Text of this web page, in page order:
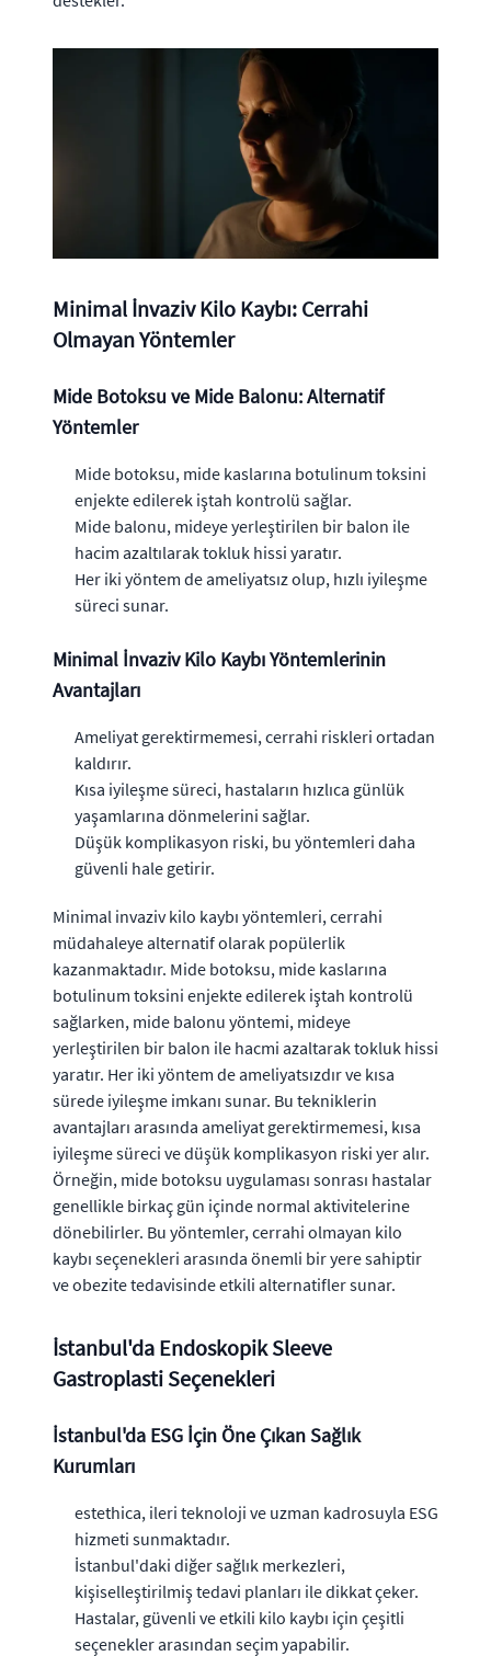
Minimal İnvaziv Kilo Kaybı: Cerrahi
Olmayan Yöntemler
Mide Botoksu ve Mide Balonu: Alternatif
Yöntemler
Mide botoksu, mide kaslarına botulinum toksini
enjekte edilerek iştah kontrolü sağlar.
Mide balonu, mideye yerleştirilen bir balon ile
hacim azaltılarak tokluk hissi yaratır.
Her iki yöntem de ameliyatsız olup, hızlı iyileşme
süreci sunar.
Minimal İnvaziv Kilo Kaybı Yöntemlerinin
Avantajları
Ameliyat gerektirmemesi, cerrahi riskleri ortadan
kaldırır.
Kısa iyileşme süreci, hastaların hızlıca günlük
yaşamlarına dönmelerini sağlar.
Düşük komplikasyon riski, bu yöntemleri daha
güvenli hale getirir.
Minimal invaziv kilo kaybı yöntemleri, cerrahi
müdahaleye alternatif olarak popülerlik
kazanmaktadır. Mide botoksu, mide kaslarına
botulinum toksini enjekte edilerek iştah kontrolü
sağlarken, mide balonu yöntemi, mideye
yerleştirilen bir balon ile hacmi azaltarak tokluk hissi
yaratır. Her iki yöntem de ameliyatsızdır ve kısa
sürede iyileşme imkanı sunar. Bu tekniklerin
avantajları arasında ameliyat gerektirmemesi, kısa
iyileşme süreci ve düşük komplikasyon riski yer alır.
Örneğin, mide botoksu uygulaması sonrası hastalar
genellikle birkaç gün içinde normal aktivitelerine
dönebilirler. Bu yöntemler, cerrahi olmayan kilo
kaybı seçenekleri arasında önemli bir yere sahiptir
ve obezite tedavisinde etkili alternatifler sunar.
İstanbul'da Endoskopik Sleeve
Gastroplasti Seçenekleri
İstanbul'da ESG İçin Öne Çıkan Sağlık
Kurumları
estethica, ileri teknoloji ve uzman kadrosuyla ESG
hizmeti sunmaktadır.
İstanbul'daki diğer sağlık merkezleri,
kişiselleştirilmiş tedavi planları ile dikkat çeker.
Hastalar, güvenli ve etkili kilo kaybı için çeşitli
seçenekler arasından seçim yapabilir.